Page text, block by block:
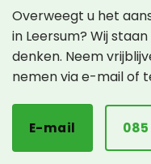
Overweegt u het
in Leersum? Wij
denken. Neem
nemen via e-mail of
E-mail 085